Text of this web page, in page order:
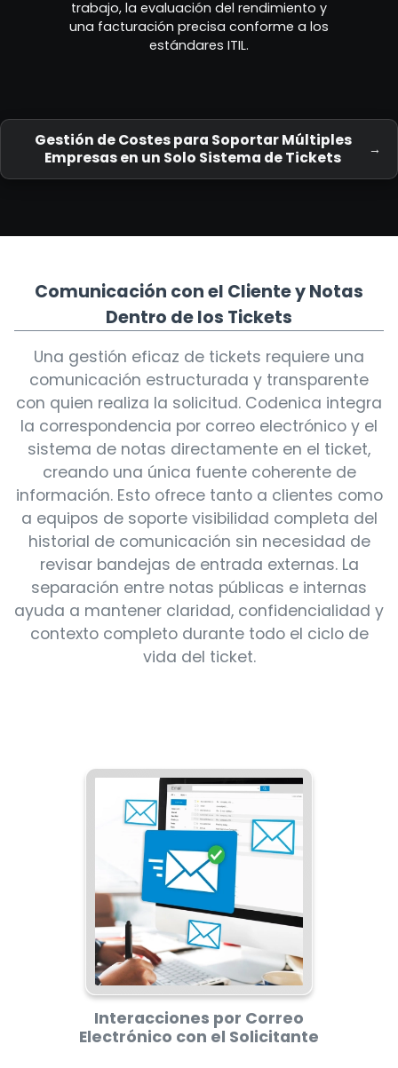
trabajo, la evaluación del rendimiento y
una facturación precisa conforme a los
estándares ITIL.
Gestión de Costes para Soportar Múltiples
Empresas en un Solo Sistema de Tickets
Comunicación con el Cliente y Notas
Dentro de los Tickets
Una gestión eficaz de tickets requiere una
comunicación estructurada y transparente
con quien realiza la solicitud. Codenica integra
la correspondencia por correo electrónico y el
sistema de notas directamente en el ticket,
creando una única fuente coherente de
información. Esto ofrece tanto a clientes como
a equipos de soporte visibilidad completa del
historial de comunicación sin necesidad de
revisar bandejas de entrada externas. La
separación entre notas públicas e internas
ayuda a mantener claridad, confidencialidad y
contexto completo durante todo el ciclo de
vida del ticket.
Interacciones por Correo
Electrónico con el Solicitante